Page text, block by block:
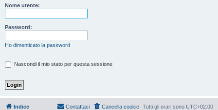
Nome utente:
Password:
Ho dimenticato la password
Nascondi il mio stato per questa sessione
Indice Tutti gli orari sono UTC+02:00
Cancella cookie
Contattaci